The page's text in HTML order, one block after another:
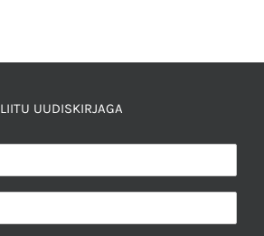
LIITU UUDISKIRJAGA